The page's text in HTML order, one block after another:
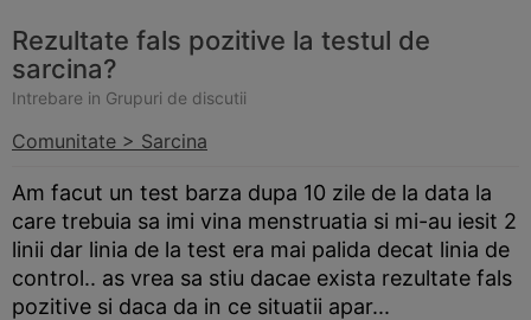
Rezultate fals pozitive la testul de
sarcina?
Intrebare in Grupuri de discutii
Comunitate > Sarcina
Am facut un test barza dupa 10 zile de la data la
care trebuia sa imi vina menstruatia si mi-au iesit 2
linii dar linia de la test era mai palida decat linia de
control.. as vrea sa stiu dacae exista rezultate fals
pozitive si daca da in ce situatii apar...